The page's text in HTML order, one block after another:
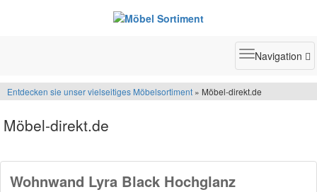
Toggle
Navigation
Entdecken sie unser vielseitiges Möbelsortiment » Möbel-direkt.de
Möbel-direkt.de
Wohnwand Lyra Black Hochglanz